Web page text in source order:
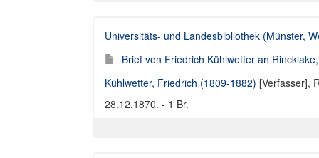
Universitäts- und Landesbibliothek (Münster,
Brief von Friedrich Kühlwetter an
Kühlwetter, Friedrich (1809-1882) [Verfasser],
28.12.1870. - 1 Br.